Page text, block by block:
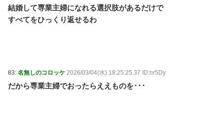
結婚して専業主婦になれる選択肢があるだけで
すべてをひっくり返せるわ
83: 名無しのコロッケ 2026/03/04(水) 18:25:25.37 ID:nr5Dy
だから専業主婦でおったらええものを･･･